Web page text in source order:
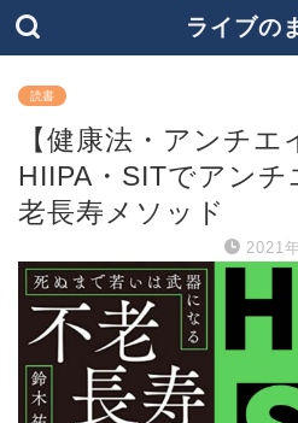
ライブの
読書
【健康法・アンチエ
HIIPA・SITでアン
老長寿メソッド
2021